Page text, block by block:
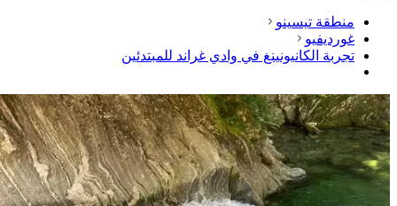
منطقة تيسينو
غورديفيو
تجربة الكانيونينغ في وادي غراند للمبتدئين